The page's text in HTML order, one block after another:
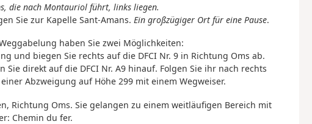
die nach Montauriol führt, links liegen.
Sie zur Kapelle Sant-Amans. Ein großzügiger Ort für eine Pause.
haben Sie zwei Möglichkeiten:
und biegen Sie rechts auf die DFCI Nr. 9 in Richtung Oms ab.
direkt auf die DFCI Nr. A9 hinauf. Folgen Sie ihr nach rechts
Abzweigung auf Höhe 299 mit einem Wegweiser.
Richtung Oms. Sie gelangen zu einem weitläufigen Bereich mit
Chemin du fer.